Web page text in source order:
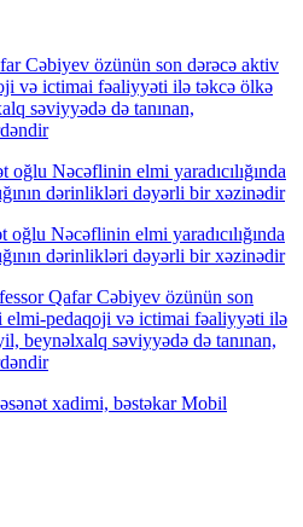
Cəbiyev özünün son dərəcə aktiv
və ictimai fəaliyyəti ilə təkcə ölkə
səviyyədə də tanınan,
oğlu Nəcəflinin elmi yaradıcılığında
dərinlikləri dəyərli bir xəzinədir
Nəcəflinin elmi yaradıcılığında
dərinlikləri dəyərli bir xəzinədir
Qafar Cəbiyev özünün son
elmi-pedaqoji və ictimai fəaliyyəti ilə
beynəlxalq səviyyədə də tanınan,
xadimi, bəstəkar Mobil